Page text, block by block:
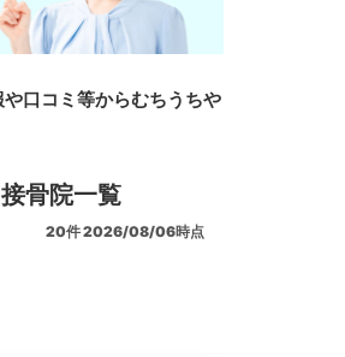
口コミ等からむちうちや
骨院一覧
20件2026/08/06時点